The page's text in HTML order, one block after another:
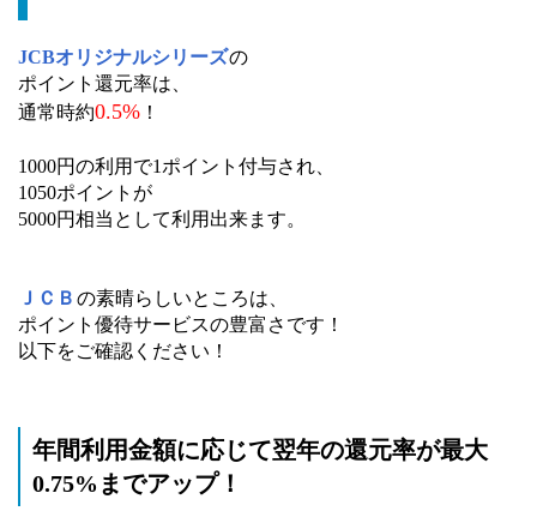
JCBオリジナルシリーズの
ポイント還元率は、
通常時約0.5% ！
1000円の利用で1ポイント付与され、
1050ポイントが
5000円相当として利用出来ます。
ＪＣＢ の素晴らしいところは、
ポイント優待サービスの豊富さです！
以下をご確認ください！
年間利用金額に応じて翌年の還元率が最大
0.75%までアップ！